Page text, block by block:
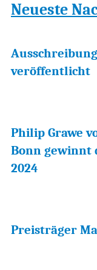
Neueste
veröffentlicht
Philip Grawe
Bonn gewinnt
2024
Preisträger